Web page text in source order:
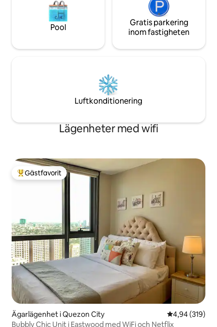
Pool
Gratis parkering
inom fastigheten
Luftkonditionering
Lägenheter med wifi
Populär gästfavorit
Gästfavorit
Ägarlägenhet i Quezon City 4,94 av 5 i
4,94 (319)
Bubbly Chic Unit i Eastwood med WiFi och Netflix